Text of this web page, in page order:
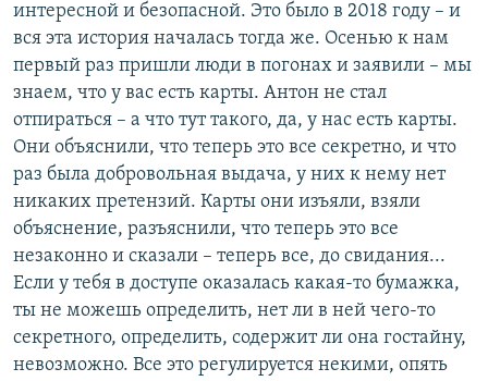
интересной и безопасной. Это было в 2018 году – и
вся эта история началась тогда же. Осенью к нам
первый раз пришли люди в погонах и заявили – мы
знаем, что у вас есть карты. Антон не стал
отпираться – а что тут такого, да, у нас есть карты.
Они объяснили, что теперь это все секретно, и что
раз была добровольная выдача, у них к нему нет
никаких претензий. Карты они изъяли, взяли
объяснение, разъяснили, что теперь это все
незаконно и сказали – теперь все, до свидания...
Если у тебя в доступе оказалась какая-то бумажка,
ты не можешь определить, нет ли в ней чего-то
секретного, определить, содержит ли она гостайну,
невозможно. Все это регулируется некими, опять